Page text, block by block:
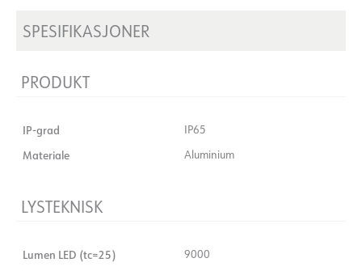
SPESIFIKASJONER
PRODUKT
IP-grad IP65
Materiale Aluminium
LYSTEKNISK
Lumen LED (tc=25) 9000